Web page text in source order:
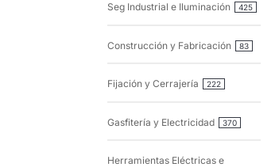
Seg Industrial e Iluminación 425
Construcción y Fabricación 83
Fijación y Cerrajería 222
Gasfitería y Electricidad 370
Herramientas Eléctricas e